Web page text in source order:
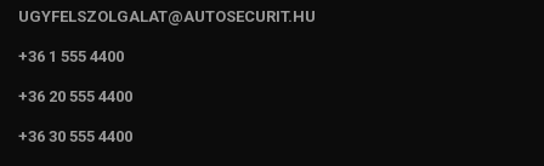
UGYFELSZOLGALAT@AUTOSECURIT.HU
+36 1 555 4400
+36 20 555 4400
+36 30 555 4400